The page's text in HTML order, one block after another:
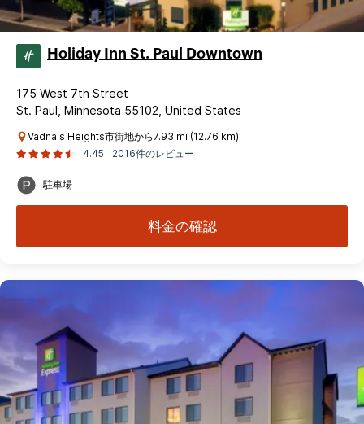
Holiday Inn St. Paul Downtown
175 West 7th Street
St. Paul, Minnesota 55102, United States
Vadnais Heights市街地から7.93 mi (12.76 km)
4.45
2016件のレビュー
駐車場
料金の確認